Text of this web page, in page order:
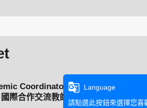
Coordinator, Jean Monnet
際合作交流教師 Coordinator for
g_translate
Language
請點選此按鈕來選擇您喜